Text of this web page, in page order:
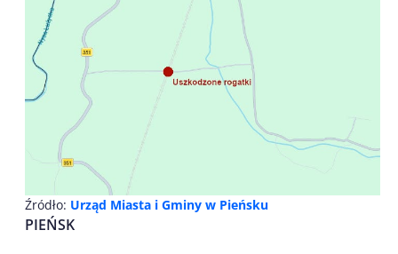
Źródło: Urząd Miasta i Gminy w Pieńsku
PIEŃSK